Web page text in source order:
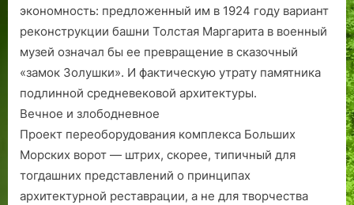
экономность: предложенный им в 1924 году вариант
реконструкции башни Толстая Маргарита в военный
музей означал бы ее превращение в сказочный
«замок Золушки». И фактическую утрату памятника
подлинной средневековой архитектуры.
Вечное и злободневное
Проект переоборудования комп­лекса Больших
Морских ворот — штрих, скорее, типичный для
тогдашних представлений о принципах
архитектурной реставрации, а не для творчества